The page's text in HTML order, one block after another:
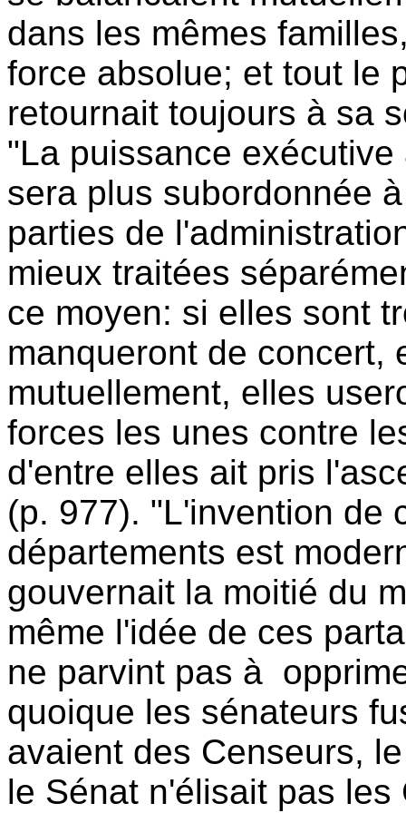
dans les mêmes
force absolue; et tout le
retournait toujours à sa
"La puissance
sera plus subordonnée
parties de
mieux traitées
ce moyen: si elles sont
manqueront de concert,
mutuellement, elles
forces les unes contre
d'entre elles ait pris
(p. 977). "L'invention de
départements est
gouvernait la moitié du
même l'idée de ces
ne parvint pas à
quoique les sénateurs
avaient des Censeurs,
le Sénat n'élisait pas